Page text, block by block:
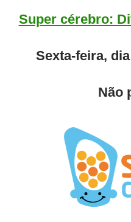
Super cérebro:
Sexta-feira,
Não